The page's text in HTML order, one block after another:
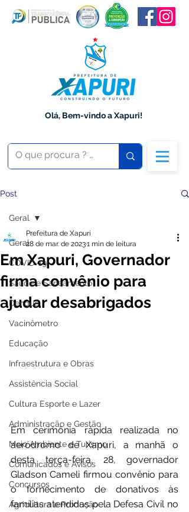
Olá, Bem-vindo a Xapuri!
Post
Geral
COVID-19
Saúde e Saneamento
Dengue
Vacinômetro
Educação
Infraestrutura e Obras
Assistência Social
Cultura Esporte e Lazer
Administração e Gestão
Meio Ambiente e Turismo
Comunicados e Avisos
Concursos
Agricultura e Produção
Geral
Em Xapuri, Governador
firma convênio para
ajudar desabrigados
Prefeitura de Xapuri
28 de mar. de 20231 min de leitura
Em cerimônia rápida realizada no
aeródromo de Xapuri, a manhã o
desta terça-feira, 28, governador
Gladson Cameli firmou convênio para
o fornecimento de donativos às
famílias atendidas pela Defesa Civil no